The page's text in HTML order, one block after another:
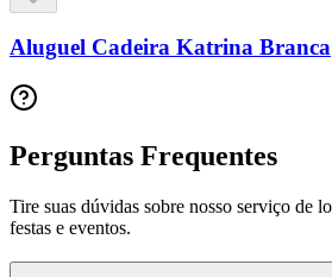
Aluguel Cadeira Katrina Branca
Perguntas Frequentes
Tire suas dúvidas sobre nosso serviço de
festas e eventos.